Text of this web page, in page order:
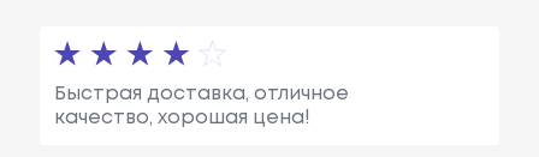
Быстрая доставка, отличное
качество, хорошая цена!